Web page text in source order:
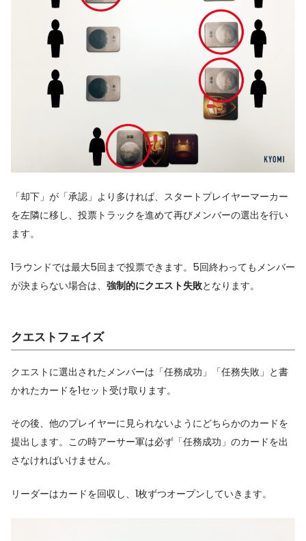
「却下」が「承認」より多ければ、スタートプレイヤーマーカー
を左隣に移し、投票トラックを進めて再びメンバーの選出を行い
ます。
1ラウンドでは最大5回まで投票できます。5回終わってもメンバー
が決まらない場合は、 強制的にクエスト失敗となります。
クエストフェイズ
クエストに選出されたメンバーは「任務成功」「任務失敗」と書
かれたカードを1セット受け取ります。
その後、他のプレイヤーに見られないようにどちらかのカードを
提出します。この時アーサー軍は必ず「任務成功」のカードを出
さなければいけません。
リーダーはカードを回収し、1枚ずつオープンしていきます。